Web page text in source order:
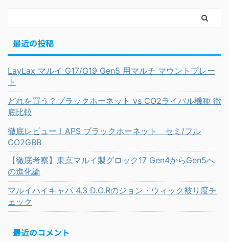
最近の投稿
LayLax マルイ G17/G19 Gen5 用マルチ マウントプレー
ト
どれを買う？ブラックホーネット vs CO2ライバル機種 徹
底比較
徹底レビュー！APS ブラックホーネット セミ/フル
CO2GBB
【徹底考察】東京マルイ製グロック17 Gen4からGen5へ
の進化論
マルイハイキャパ 4.3 D.O.Rのジョン・ウィック被り度チ
ェック
最近のコメント